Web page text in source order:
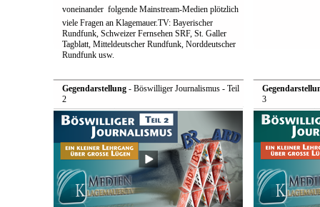
voneinander  folgende Mainstream-Medien plötzlich
viele Fragen an Klagemauer.TV: Bayerischer
Rundfunk, Schweizer Fernsehen SRF, St. Galler
Tagblatt, Mitteldeutscher Rundfunk, Norddeutscher
Rundfunk usw.
Gegendarstellung- Böswilliger Journalismus - Teil
2
3